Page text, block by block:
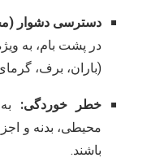
دسترسی دشوار
در پشت بام، به
(باران، برف،
خطر خوردگی:
محیطی، بدنه و
باشند.